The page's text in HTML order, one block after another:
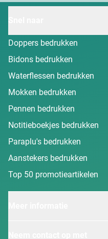
Doppers bedrukken
Bidons bedrukken
Waterflessen bedrukken
Mokken bedrukken
Pennen bedrukken
Notitieboekjes bedrukken
Paraplu's bedrukken
Aanstekers bedrukken
Top 50 promotieartikelen